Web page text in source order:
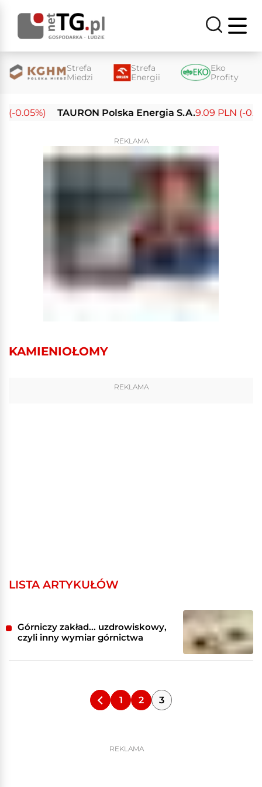
Strefa
Miedzi
Strefa
Energii
Eko
Profity
0.05%) TAURON Polska Energia S.A.9.09 PLN (-
REKLAMA
KAMIENIOŁOMY
REKLAMA
LISTA ARTYKUŁÓW
Górniczy zakład... uzdrowiskowy,
czyli inny wymiar górnictwa
1 2 3
REKLAMA